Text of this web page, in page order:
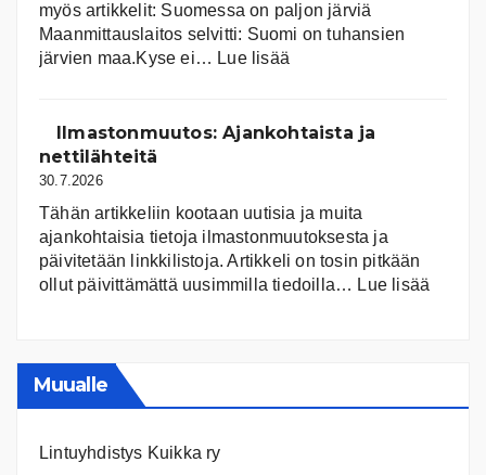
myös artikkelit: Suomessa on pal­jon jär­viä
Maanmittauslaitos selvitti: Suomi on tuhansien
järvien maa.Kyse ei… Lue lisää
ja
Ilmastonmuutos: Ajankohtaista ja
nettilähteitä
30.7.2026
Tähän artikkeliin kootaan uutisia ja muita
ajankohtaisia tietoja ilmastonmuutoksesta ja
päivitetään linkkilistoja. Artikkeli on tosin pitkään
ollut päivittämättä uusimmilla tiedoilla… Lue lisää
Muualle
Lintuyhdistys Kuikka ry